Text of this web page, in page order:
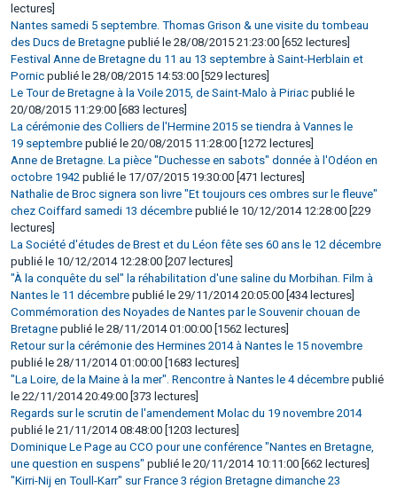
lectures]
Nantes samedi 5 septembre. Thomas Grison & une visite du tombeau
des Ducs de Bretagne publié le 28/08/2015 21:23:00 [652 lectures]
Festival Anne de Bretagne du 11 au 13 septembre à Saint-Herblain et
Pornic publié le 28/08/2015 14:53:00 [529 lectures]
Le Tour de Bretagne à la Voile 2015, de Saint-Malo à Piriac publié le
20/08/2015 11:29:00 [683 lectures]
La cérémonie des Colliers de l'Hermine 2015 se tiendra à Vannes le
19 septembre publié le 20/08/2015 11:28:00 [1272 lectures]
Anne de Bretagne. La pièce "Duchesse en sabots" donnée à l'Odéon en
octobre 1942 publié le 17/07/2015 19:30:00 [471 lectures]
Nathalie de Broc signera son livre "Et toujours ces ombres sur le fleuve"
chez Coiffard samedi 13 décembre publié le 10/12/2014 12:28:00 [229
lectures]
La Société d'études de Brest et du Léon fête ses 60 ans le 12 décembre
publié le 10/12/2014 12:28:00 [207 lectures]
"À la conquête du sel" la réhabilitation d'une saline du Morbihan. Film à
Nantes le 11 décembre publié le 29/11/2014 20:05:00 [434 lectures]
Commémoration des Noyades de Nantes par le Souvenir chouan de
Bretagne publié le 28/11/2014 01:00:00 [1562 lectures]
Retour sur la cérémonie des Hermines 2014 à Nantes le 15 novembre
publié le 28/11/2014 01:00:00 [1683 lectures]
"La Loire, de la Maine à la mer". Rencontre à Nantes le 4 décembre publié
le 22/11/2014 20:49:00 [373 lectures]
Regards sur le scrutin de l'amendement Molac du 19 novembre 2014
publié le 21/11/2014 08:48:00 [1203 lectures]
Dominique Le Page au CCO pour une conférence "Nantes en Bretagne,
une question en suspens" publié le 20/11/2014 10:11:00 [662 lectures]
"Kirri-Nij en Toull-Karr" sur France 3 région Bretagne dimanche 23